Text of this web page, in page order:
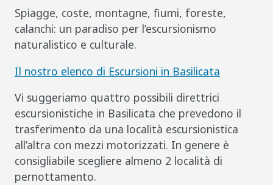
Spiagge, coste, montagne, fiumi, foreste,
calanchi: un paradiso per l’escursionismo
naturalistico e culturale.
Il nostro elenco di Escursioni in Basilicata
Vi suggeriamo quattro possibili direttrici
escursionistiche in Basilicata che prevedono il
trasferimento da una località escursionistica
all’altra con mezzi motorizzati. In genere è
consigliabile scegliere almeno 2 località di
pernottamento.